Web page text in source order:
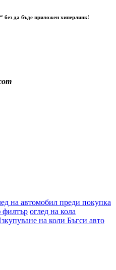
без да бъде приложен хиперлинк!
на автомобил преди покупка
филтър оглед на кола
на коли Бъгси авто